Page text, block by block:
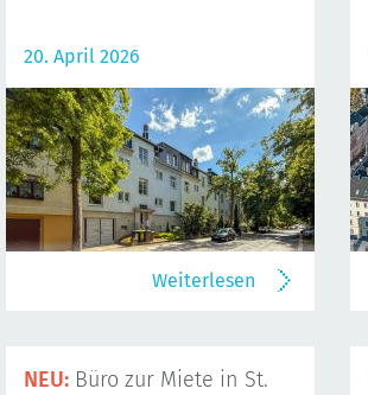
20. April 2026
Weiterlesen
NEU: Büro zur Miete in St.